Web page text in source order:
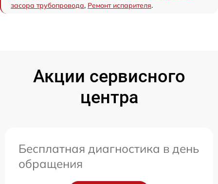
засора трубопровода, Ремонт испарителя.
Акции сервисного
центра
Бесплатная диагностика в день
обращения